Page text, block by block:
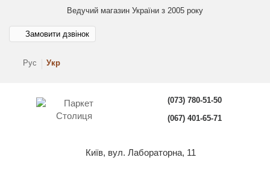
Ведучий магазин України з 2005 року
Рус Укр
Замовити дзвінок
(073) 780-51-50
(067) 401-65-71
Київ, вул. Лабораторна, 11